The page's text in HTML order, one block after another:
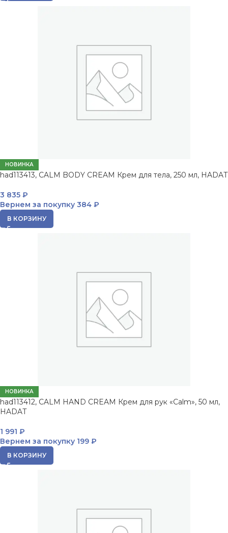
НОВИНКА
had113413, CALM BODY CREAM Крем для тела, 250 мл, HADAT
3 835 ₽
Вернем за покупку 384 ₽
В КОРЗИНУ
НОВИНКА
had113412, CALM HAND CREAM Крем для рук «Calm», 50 мл,
HADAT
1 991 ₽
Вернем за покупку 199 ₽
В КОРЗИНУ